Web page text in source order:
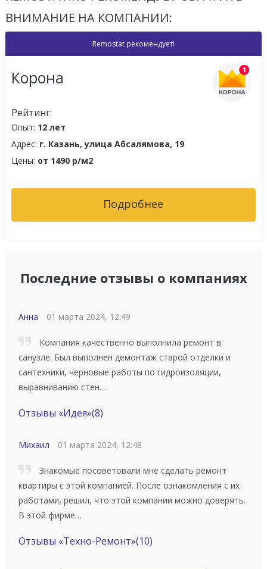
ВНИМАНИЕ НА КОМПАНИИ:
Remostat рекомендует!
Корона
Рейтинг:
Опыт: 12 лет
Адрес: г. Казань, улица Абсалямова, 19
Цены: от 1490 р/м2
Подробнее
Последние отзывы о компаниях
Анна 01 марта 2024, 12:49
Компания качественно выполнила ремонт в
санузле. Был выполнен демонтаж старой отделки и
сантехники, черновые работы по гидроизоляции,
выравниванию стен…
Отзывы «Идея»(8)
Михаил 01 марта 2024, 12:48
Знакомые посоветовали мне сделать ремонт
квартиры с этой компанией. После ознакомления с их
работами, решил, что этой компании можно доверять.
В этой фирме…
Отзывы «Техно-Ремонт»(10)